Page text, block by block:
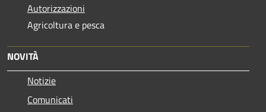
Autorizzazioni
Agricoltura e pesca
NOVITÀ
Notizie
Comunicati